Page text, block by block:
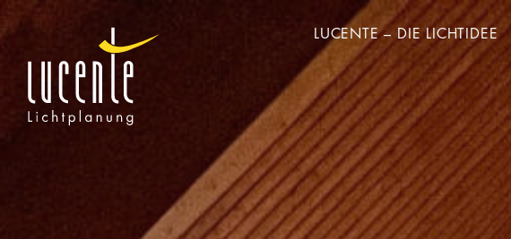
LUCENTE – DIE LICHTIDEE